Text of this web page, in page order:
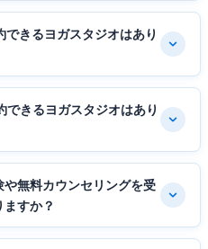
きるヨガスタジオはあり
きるヨガスタジオはあり
無料カウンセリングを受
すか？